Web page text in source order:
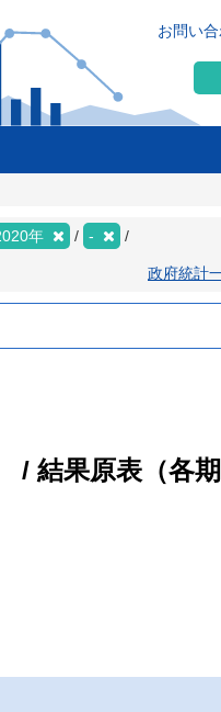
お問い
年 -
政府統計
/ 結果原表（各